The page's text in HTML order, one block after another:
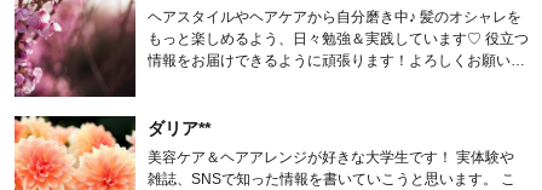
ヘアスタイルやヘアケアから自分磨き中♪ 髪のオシャレを
もっと楽しめるよう、日々勉強＆実践しています♡ 役立つ
情報をお届けできるように頑張ります！よろしくお願いし
ダリア**
美容ケア＆ヘアアレンジが好きな大学生です！ 実体験や
雑誌、SNSで知った情報を書いていこうと思います。 こ